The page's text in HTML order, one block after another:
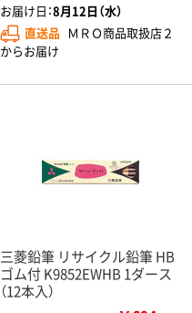
お届け日：8月12日（水）
直送品 ＭＲＯ商品取扱店２
からお届け
三菱鉛筆 リサイクル鉛筆 HB
ゴム付 K9852EWHB 1ダース
（12本入）